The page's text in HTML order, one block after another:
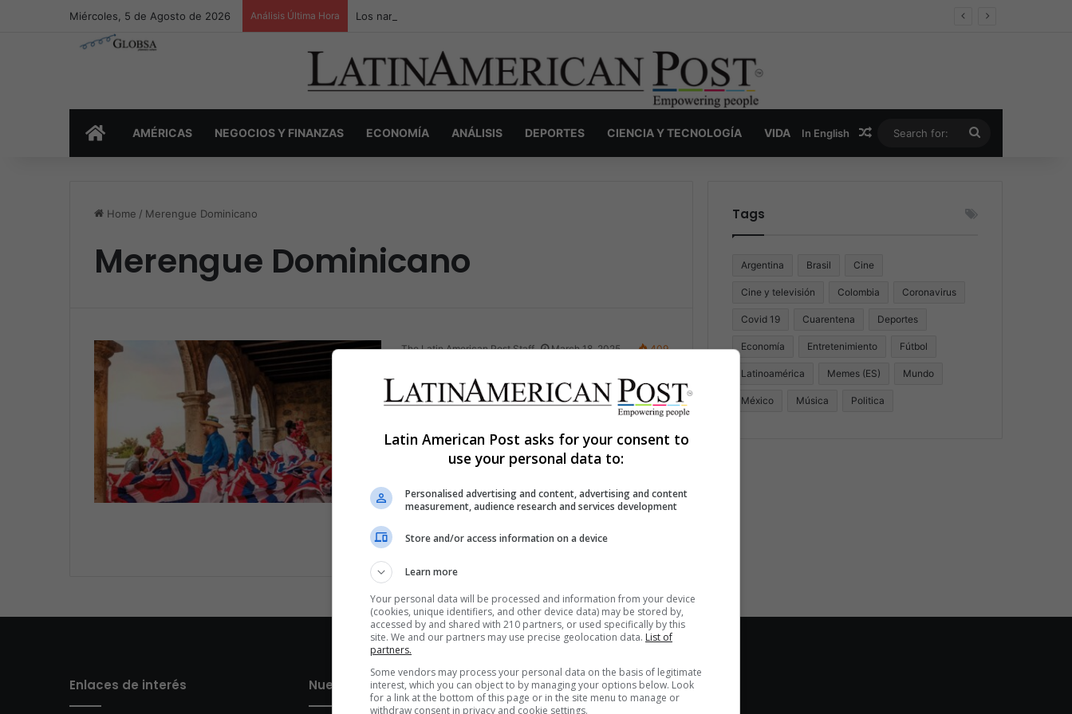
Miércoles, 5 de Agosto de 2026 Análisis Última Hora Los narcos invisibles de Colombia: la guerra secreta por la verdad, el poder y la nueva economía de la droga
INICIOAMÉRICAS NEGOCIOS Y FINANZAS ECONOMÍA ANÁLISIS DEPORTES CIENCIA Y TECNOLOGÍA VIDA In English Random Article
for:
Home / Merengue Dominicano
Merengue Dominicano
The Latin American Post Staff March 18, 2025 409
Dominicana: Un Ritmo
Contestado y Reverenciado
Globalmente
Lleno del vibrante ritmo de la tambora, la güira y el
de la…
Read More »
Tags
Argentina Brasil Cine
Cine y televisión Colombia Coronavirus
Covid 19 Cuarentena Deportes
Economía Entretenimiento Fútbol
Latinoamérica Memes (ES) Mundo
México Música Politica
Enlaces de interés Nuestros Sitios
Date de alta en nuestro
newsletter
Latin American Post asks for your consent to
use your personal data to:
Personalised advertising and content, advertising and content
measurement, audience research and services development
Store and/or access information on a device
Learn more
Your personal data will be processed and information from your device
(cookies, unique identifiers, and other device data) may be stored by,
accessed by and shared with 210 partners, or used specifically by this
site. We and our partners may use precise geolocation data. List of
partners.
Some vendors may process your personal data on the basis of legitimate
interest, which you can object to by managing your options below. Look
for a link at the bottom of this page or in the site menu to manage or
withdraw consent in privacy and cookie settings.